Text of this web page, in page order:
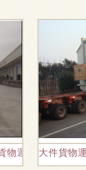
物運輸服務大件貨物